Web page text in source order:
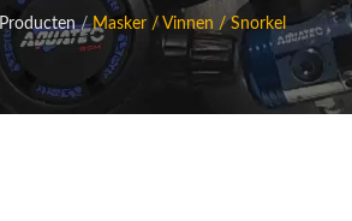
Producten / Masker / Vinnen / Snorkel